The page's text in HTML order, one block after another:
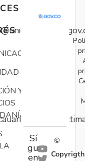
Y
Sí
gu
en
©
Copyrigth